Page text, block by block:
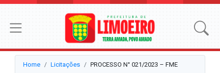
Home Licitações PROCESSO N° 021/2023 – FME